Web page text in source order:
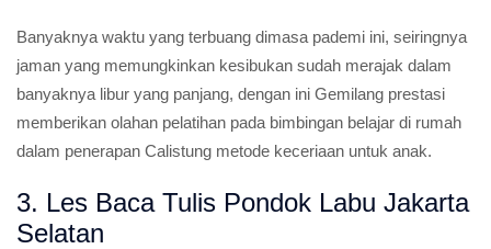
Banyaknya waktu yang terbuang dimasa pademi ini, seiringnya
jaman yang memungkinkan kesibukan sudah merajak dalam
banyaknya libur yang panjang, dengan ini Gemilang prestasi
memberikan olahan pelatihan pada bimbingan belajar di rumah
dalam penerapan Calistung metode keceriaan untuk anak.
3. Les Baca Tulis Pondok Labu Jakarta
Selatan